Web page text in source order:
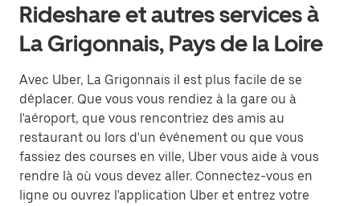
Rideshare et autres services à
La Grigonnais, Pays de la Loire
Avec Uber, La Grigonnais il est plus facile de se
déplacer. Que vous vous rendiez à la gare ou à
l'aéroport, que vous rencontriez des amis au
restaurant ou lors d'un événement ou que vous
fassiez des courses en ville, Uber vous aide à vous
rendre là où vous devez aller. Connectez-vous en
ligne ou ouvrez l'application Uber et entrez votre